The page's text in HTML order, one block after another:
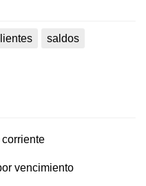
saldos
vencimiento